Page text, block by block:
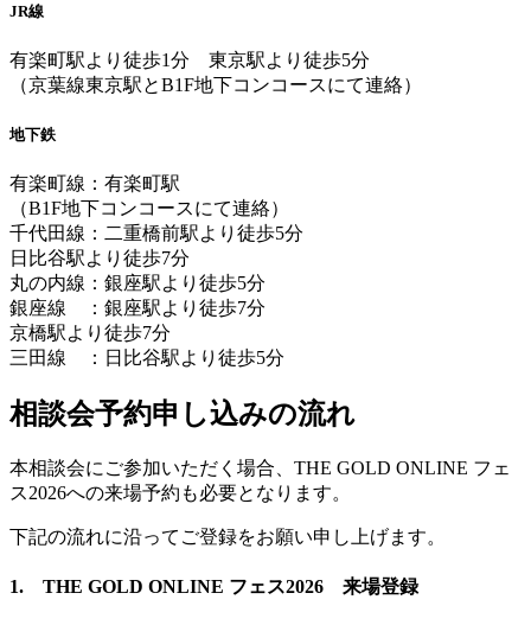
JR線
有楽町駅より徒歩1分 東京駅より徒歩5分
（京葉線東京駅とB1F地下コンコースにて連絡）
地下鉄
有楽町線：有楽町駅
（B1F地下コンコースにて連絡）
千代田線：二重橋前駅より徒歩5分
日比谷駅より徒歩7分
丸の内線：銀座駅より徒歩5分
銀座線 ：銀座駅より徒歩7分
京橋駅より徒歩7分
三田線 ：日比谷駅より徒歩5分
相談会予約申し込みの流れ
本相談会にご参加いただく場合、THE GOLD ONLINE フェ
ス2026への来場予約も必要となります。
下記の流れに沿ってご登録をお願い申し上げます。
1. THE GOLD ONLINE フェス2026 来場登録